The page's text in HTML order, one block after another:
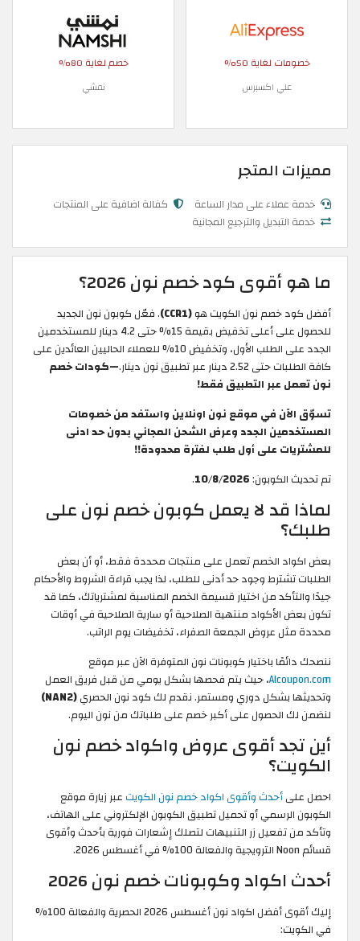
خصومات لغاية 50%
علي اكسبرس
خصم لغاية 80%
نمشي
مميزات المتجر
خدمة عملاء على مدار الساعة
كفالة اضافية على المنتجات
خدمة التبديل والترجيع المجانية
ما هو أقوى كود خصم نون 2026؟
أفضل كود خصم نون الكويت هو(CCR1)
. فعّل كوبون نون الجديد
للحصول على أعلى تخفيض بقيمة 15% حتى 4.2 دينار للمستخدمين
الجدد على الطلب الأول، وتخفيض 10% للعملاء الحاليين العائدين على
كافة الطلبات حتى 2.52 دينار عبر تطبيق نون دينار.
—كودات خصم
نون تعمل عبر التطبيق فقط!
تسوّق الآن في موقع نون اونلاين واستفد من خصومات
المستخدمين الجدد وعرض الشحن المجاني بدون حد ادنى
للمشتريات على أول طلب لفترة محدودة!!
تم تحديث الكوبون:10/8/2026
.
لماذا قد لا يعمل كوبون خصم نون على
طلبك؟
بعض اكواد الخصم تعمل على منتجات محددة فقط، أو أن بعض
الطلبات تشترط وجود حد أدنى للطلب، لذا يجب قراءة الشروط والأحكام
جيدًا والتأكد من اختيار قسيمة الخصم المناسبة لمشترياتك، كما قد
تكون بعض الأكواد منتهية الصلاحية أو سارية الصلاحية في أوقات
محددة مثل عروض الجمعة الصفراء، تخفيضات يوم الراتب.
ننصحك دائمًا باختيار كوبونات نون المتوفرة الآن عبر موقع
Alcoupon.com، حيث يتم فحصها بشكل يومي من قبل فريق العمل
وتحديثها بشكل دوري ومستمر. نقدم لك كود نون الحصري(NAN2)
لنضمن لك الحصول على أكبر خصم على طلباتك من نون اليوم.
أين تجد أقوى عروض واكواد خصم نون
الكويت؟
احصل علىأحدث وأقوى اكواد خصم نون الكويت عبر زيارة موقع
الكوبون الرسمي أو تحميل تطبيق الكوبون الإلكتروني على الهاتف،
وتأكد من تفعيل زر التنبيهات لتصلك إشعارات فورية بأحدث وأقوى
قسائم Noon الترويجية والفعالة 100% في أغسطس 2026.
أحدث اكواد وكوبونات خصم نون 2026
إليك أقوى أفضل اكواد نون أغسطس 2026 الحصرية والفعالة 100%
في الكويت: